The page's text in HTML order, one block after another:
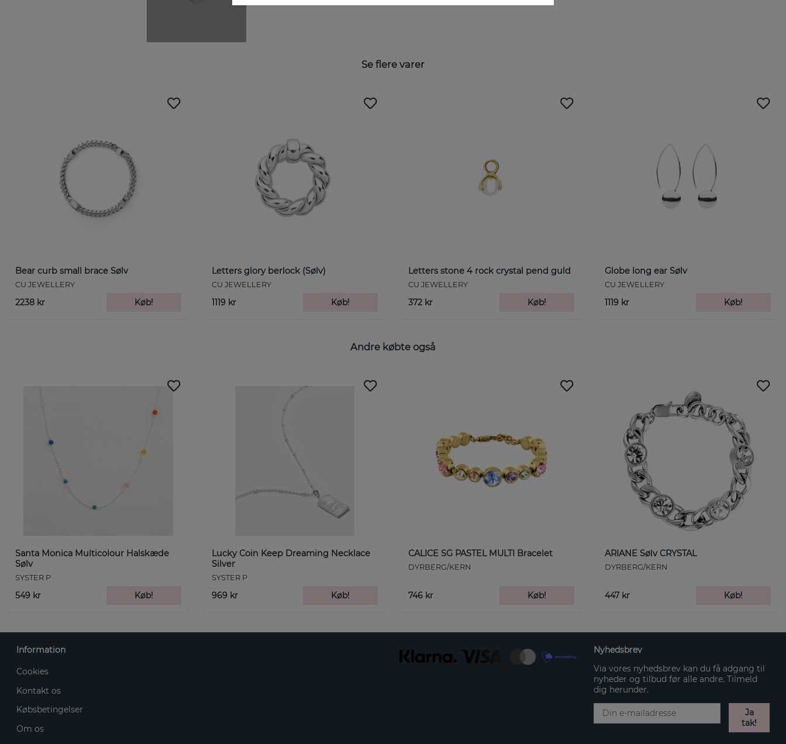
Se flere varer
Bear curb small brace Sølv
CU JEWELLERY
2238 kr Køb!
Letters glory berlock (Sølv)
CU JEWELLERY
1119 kr Køb!
Letters stone 4 rock crystal pend guld
CU JEWELLERY
372 kr Køb!
Globe long ear Sølv
CU JEWELLERY
1119 kr Køb!
Andre købte også
Santa Monica Multicolour Halskæde
Sølv
SYSTER P
549 kr Køb!
Lucky Coin Keep Dreaming Necklace
Silver
SYSTER P
969 kr Køb!
CALICE SG PASTEL MULTI Bracelet
DYRBERG/KERN
746 kr Køb!
ARIANE Sølv CRYSTAL
DYRBERG/KERN
447 kr Køb!
Information
Cookies
Kontakt os
Købsbetingelser
Om os
Nyhedsbrev
Via vores nyhedsbrev kan du få adgang til
nyheder og tilbud før alle andre. Tilmeld
dig herunder.
Ja
tak!